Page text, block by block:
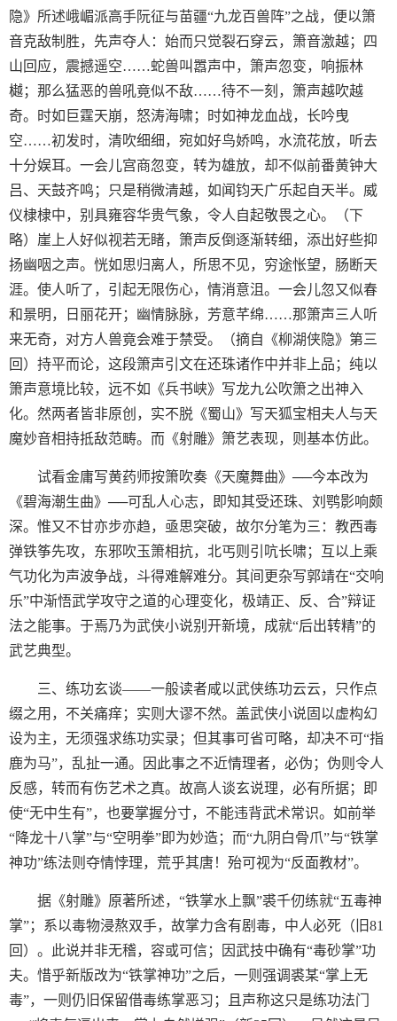
隐》所述峨嵋派高手阮征与苗疆“九龙百兽阵”之战，便以箫
音克敌制胜，先声夺人：始而只觉裂石穿云，箫音激越；四
山回应，震撼遥空……蛇兽叫嚣声中，箫声忽变，响振林
樾；那么猛恶的兽吼竟似不敌……待不一刻，箫声越吹越
奇。时如巨霆天崩，怒涛海啸；时如神龙血战，长吟曳
空……初发时，清吹细细，宛如好鸟娇鸣，水流花放，听去
十分娱耳。一会儿宫商忽变，转为雄放，却不似前番黄钟大
吕、天鼓齐鸣；只是稍微清越，如闻钧天广乐起自天半。威
仪棣棣中，别具雍容华贵气象，令人自起敬畏之心。（下
略）崖上人好似视若无睹，箫声反倒逐渐转细，添出好些抑
扬幽咽之声。恍如思归离人，所思不见，穷途怅望，肠断天
涯。使人听了，引起无限伤心，情消意沮。一会儿忽又似春
和景明，日丽花开；幽情脉脉，芳意芊绵……那箫声三人听
来无奇，对方人兽竟会难于禁受。（摘自《柳湖侠隐》第三
回）持平而论，这段箫声引文在还珠诸作中并非上品；纯以
箫声意境比较，远不如《兵书峡》写龙九公吹箫之出神入
化。然两者皆非原创，实不脱《蜀山》写天狐宝相夫人与天
魔妙音相持抵敌范畴。而《射雕》箫艺表现，则基本仿此。
试看金庸写黄药师按箫吹奏《天魔舞曲》──今本改为
《碧海潮生曲》──可乱人心志，即知其受还珠、刘鹗影响颇
深。惟又不甘亦步亦趋，亟思突破，故尔分笔为三：教西毒
弹铁筝先攻，东邪吹玉箫相抗，北丐则引吭长啸；互以上乘
气功化为声波争战，斗得难解难分。其间更杂写郭靖在“交响
乐”中渐悟武学攻守之道的心理变化，极靖正、反、合”辩证
法之能事。于焉乃为武侠小说别开新境，成就“后出转精”的
武艺典型。
三、练功玄谈——一般读者咸以武侠练功云云，只作点
缀之用，不关痛痒；实则大谬不然。盖武侠小说固以虚构幻
设为主，无须强求练功实录；但其事可省可略，却决不可“指
鹿为马”，乱扯一通。因此事之不近情理者，必伪；伪则令人
反感，转而有伤艺术之真。故高人谈玄说理，必有所据；即
使“无中生有”，也要掌握分寸，不能违背武术常识。如前举
“降龙十八掌”与“空明拳”即为妙造；而“九阴白骨爪”与“铁掌
神功”练法则夺情悖理，荒乎其唐！殆可视为“反面教材”。
据《射雕》原著所述，“铁掌水上飘”裘千仞练就“五毒神
掌”；系以毒物浸熬双手，故掌力含有剧毒，中人必死（旧81
回）。此说并非无稽，容或可信；因武技中确有“毒砂掌”功
夫。惜乎新版改为“铁掌神功”之后，一则强调裘某“掌上无
毒”，一则仍旧保留借毒练掌恶习；且声称这只是练功法门